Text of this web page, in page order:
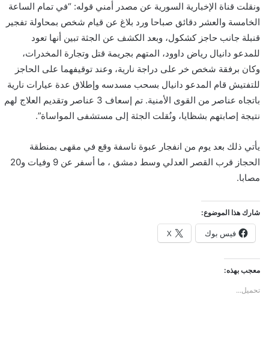
ونقلت قناة الإخبارية السورية عن مصدر أمني قوله: “في تمام الساعة
الخامسة والعشر دقائق صباحا ورد بلاغ عن قيام شخص بمحاولة تفجير
قنبلة جانب حاجز كشكول، وبعد الكشف عن الجثة تبين أنها تعود
للمدعو دانيال رياض داوود، المتهم بجريمة قتل وتجارة المخدرات،
وكان برفقة شخص خر على دراجة نارية، وعند توقيفهما على الحاجز
للتفتيش قام المدعو دانيال بسحب مسدسه وإطلاق عدة عيارات نارية
باتجاه عناصر من القوى الأمنية. تم إسعاف 3 عناصر وتقديم العلاج لهم
نتيجة إصابتهم بشظايا، ونُقلت الجثة إلى مستشفى المواساة”.
يأتي ذلك بعد يوم من انفجار عبوة ناسفة وقع في مقهى بمنطقة
الحجاز قرب القصر العدلي وسط دمشق ، ما أسفر عن 9 وفيات و20
مصابا.
شارك هذا الموضوع:
فيس بوك X
معجب بهذه:
تحميل...